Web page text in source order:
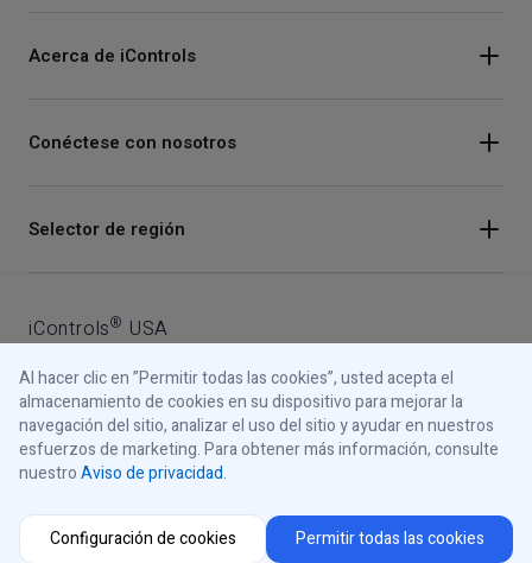
Acerca de iControls
Conéctese con nosotros
LinkedIn
Selector de región
iControls® USA
© 2026 iControls Inc.
Aviso de privacidad
Aviso de cookies
Sus opciones de privacidad
Al hacer clic en ”Permitir todas las cookies”, usted acepta el
almacenamiento de cookies en su dispositivo para mejorar la
navegación del sitio, analizar el uso del sitio y ayudar en nuestros
esfuerzos de marketing. Para obtener más información, consulte
nuestroAviso de privacidad.
Configuración de cookies Permitir todas las cookies